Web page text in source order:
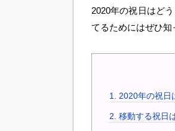
2020年の祝日はど
てるためにはぜひ知
1. 2020年の祝日
2. 移動する祝日